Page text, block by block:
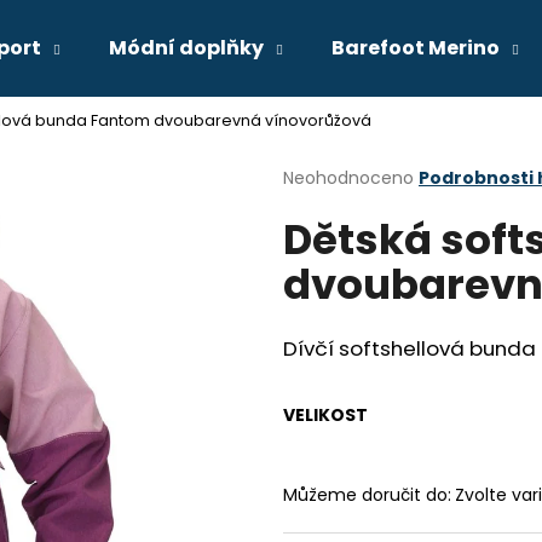
Módní doplňky Barefoot Merino
bunda Fantom dvoubarevná vínovorůžová
Průměrné
produktu
je
0,0
z
hvězdiček.
Neohodnoceno Podrobnosti
Dětská
Dívčí softshellová bunda
VELIKOST
Můžeme doručit do: Zvolte
Co potřebujete najít?
HLEDAT